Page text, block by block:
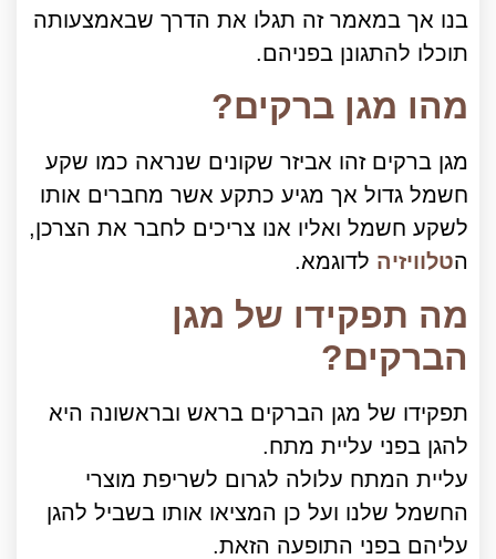
בנו אך במאמר זה תגלו את הדרך שבאמצעותה
תוכלו להתגונן בפניהם.
מהו מגן ברקים?
מגן ברקים זהו אביזר שקונים שנראה כמו שקע
חשמל גדול אך מגיע כתקע אשר מחברים אותו
לשקע חשמל ואליו אנו צריכים לחבר את הצרכן,
הטלוויזיה לדוגמא.
מה תפקידו של מגן
הברקים?
תפקידו של מגן הברקים בראש ובראשונה היא
להגן בפני עליית מתח.
עליית המתח עלולה לגרום לשריפת מוצרי
החשמל שלנו ועל כן המציאו אותו בשביל להגן
עליהם בפני התופעה הזאת.